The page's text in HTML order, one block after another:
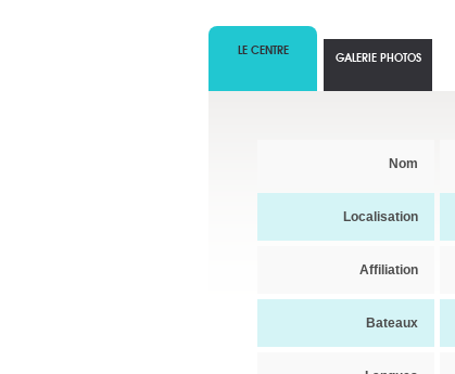
LE CENTRE
Nom
Localisation
Affiliation
Bateaux
GALERIE PHOTOS